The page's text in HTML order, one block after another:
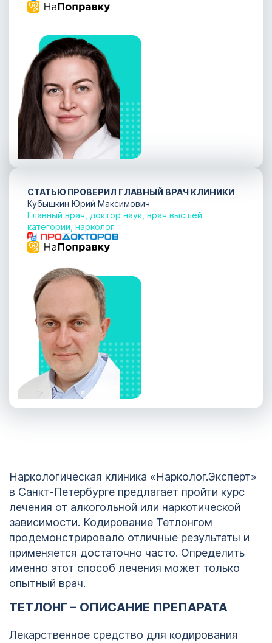
СТАТЬЮ ПРОВЕРИЛ ГЛАВНЫЙ ВРАЧ КЛИНИКИ
Кубышкин Юрий Максимович
Главный врач, доктор наук, врач высшей
категории, нарколог
Наркологическая клиника «Нарколог.Эксперт»
в Санкт-Петербурге предлагает пройти курс
лечения от алкогольной или наркотической
зависимости. Кодирование Тетлонгом
продемонстрировало отличные результаты и
применяется достаточно часто. Определить
именно этот способ лечения может только
опытный врач.
ТЕТЛОНГ – ОПИСАНИЕ ПРЕПАРАТА
Лекарственное средство для кодирования